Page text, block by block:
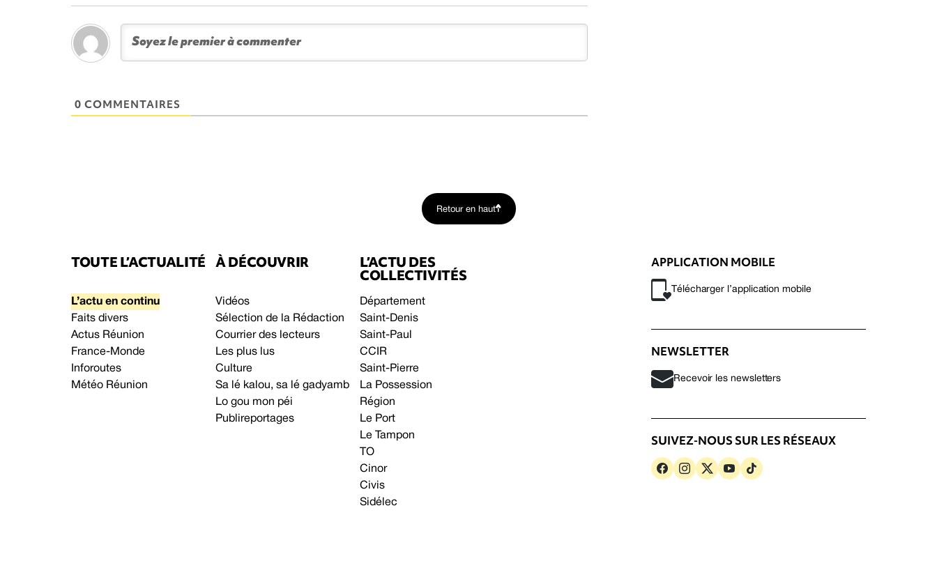
0 COMMENTAIRES
Retour en haut
TOUTE L’ACTUALITÉ
L’actu en continu
Faits divers
Actus Réunion
France-Monde
Inforoutes
Météo Réunion
À DÉCOUVRIR
Vidéos
Sélection de la Rédaction
Courrier des lecteurs
Les plus lus
Culture
Sa lé kalou, sa lé gadyamb
Lo gou mon péi
Publireportages
L’ACTU DES
COLLECTIVITÉS
Département
Saint-Denis
Saint-Paul
CCIR
Saint-Pierre
La Possession
Région
Le Port
Le Tampon
TO
Cinor
Civis
Sidélec
APPLICATION MOBILE
Télécharger l’application mobile
NEWSLETTER
Recevoir les newsletters
SUIVEZ-NOUS SUR LES RÉSEAUX